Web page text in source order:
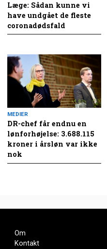
Læge: Sådan kunne vi
have undgået de fleste
coronadødsfald
MEDIER
DR-chef får endnu en
lønforhøjelse: 3.688.115
kroner i årsløn var ikke
nok
Om
Kontakt